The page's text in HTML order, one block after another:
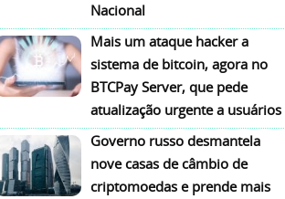
Nacional
Mais um ataque hacker a
sistema de bitcoin, agora no
BTCPay Server, que pede
atualização urgente a usuários
Governo russo desmantela
nove casas de câmbio de
criptomoedas e prende mais